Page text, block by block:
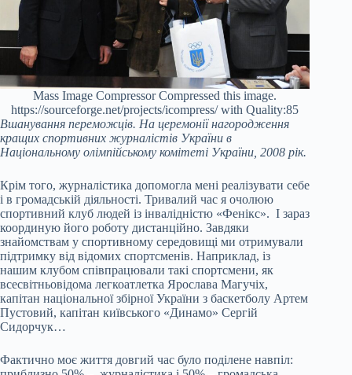
Mass Image Compressor Compressed this image.
https://sourceforge.net/projects/icompress/ with Quality:85
Вшанування переможців. На церемонії нагородження
кращих спортивних журналістів України в
Національному олімпійському комітеті України, 2008 рік.
Крім того, журналістика допомогла мені реалізувати себе
і в громадській діяльності. Тривалий час я очолюю
спортивний клуб людей із інвалідністю «Фенікс». І зараз
координую його роботу дистанційно. Завдяки
знайомствам у спортивному середовищі ми отримували
підтримку від відомих спортсменів. Наприклад, із
нашим клубом співпрацювали такі спортсмени, як
всесвітньовідома легкоатлетка Ярослава Магучіх,
капітан національної збірної України з баскетболу Артем
Пустовий, капітан київського «Динамо» Сергій
Сидорчук…
Фактично моє життя довгий час було поділене навпіл: